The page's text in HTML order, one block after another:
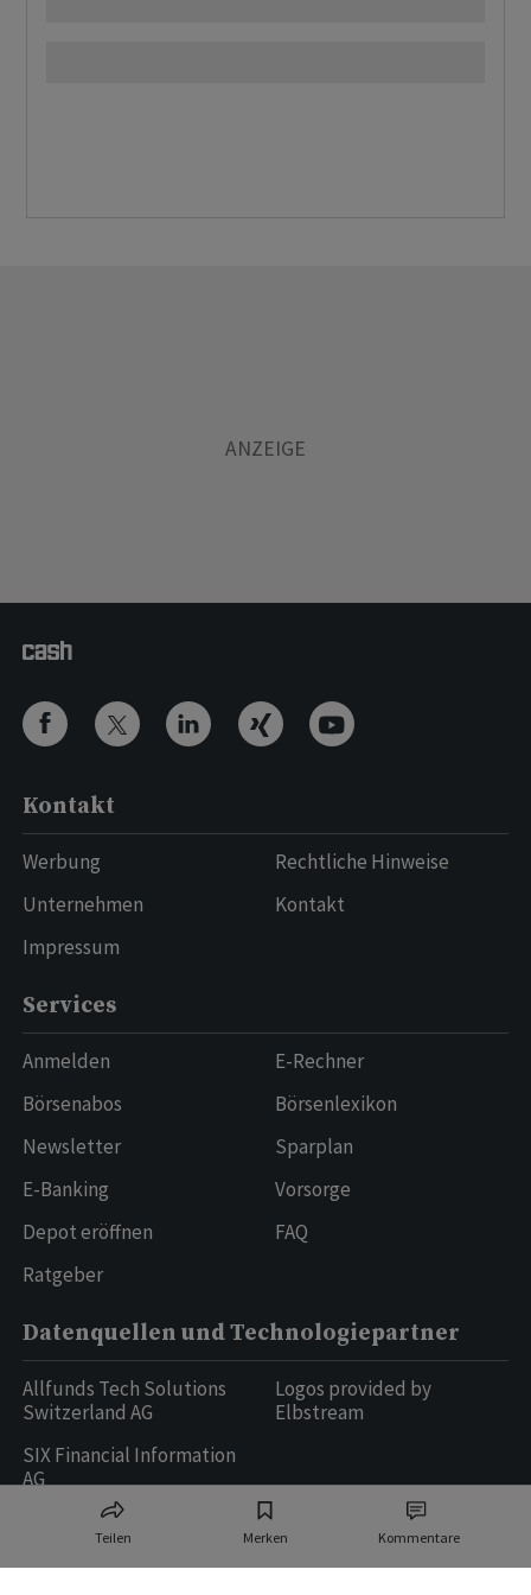
Teilen Merken Kommentare
Kontakt
Werbung
Unternehmen
Impressum
Rechtliche Hinweise
Kontakt
Services
Anmelden
Börsenabos
Newsletter
E-Banking
Depot eröffnen
Ratgeber
E-Rechner
Börsenlexikon
Sparplan
Vorsorge
FAQ
Datenquellen und Technologiepartner
Allfunds Tech Solutions
Switzerland AG
SIX Financial Information
AG
Logos provided by
Elbstream
Ringier AG | Ringier Medien Schweiz